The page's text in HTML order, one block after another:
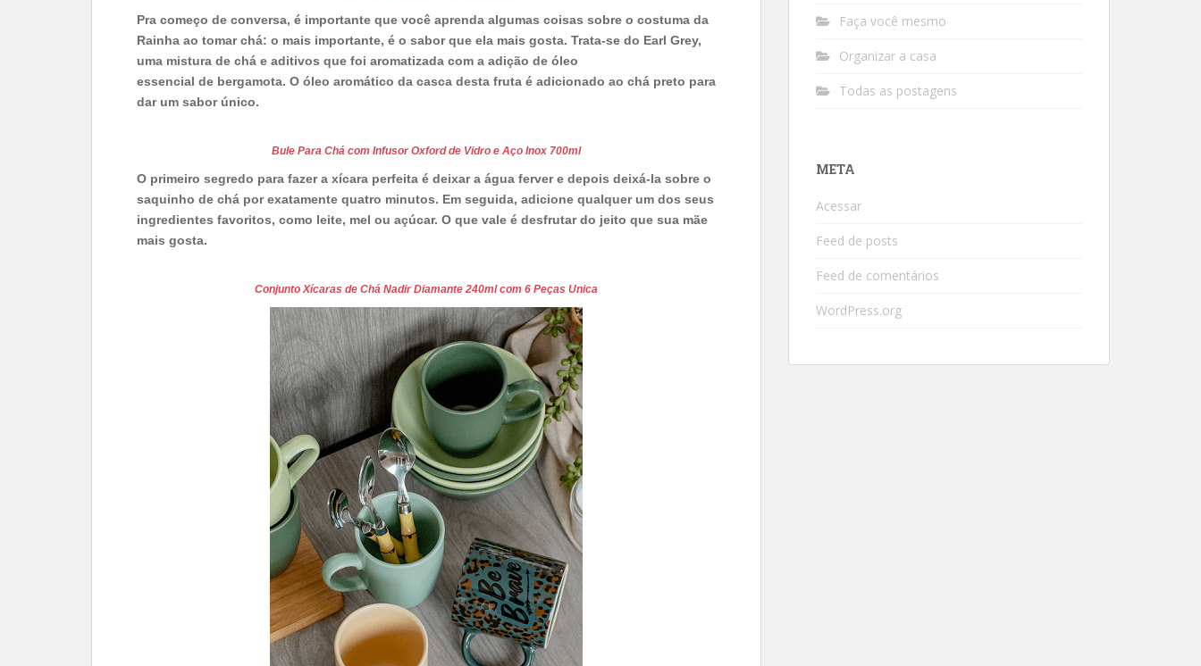
Pra começo de conversa, é importante que você aprenda algumas coisas sobre o costuma da
Rainha ao tomar chá: o mais importante, é o sabor que ela mais gosta. Trata-se do Earl Grey,
uma mistura de chá e aditivos que foi aromatizada com a adição de óleo
essencial de bergamota. O óleo aromático da casca desta fruta é adicionado ao chá preto para
dar um sabor único.
Bule Para Chá com Infusor Oxford de Vidro e Aço Inox 700ml
O primeiro segredo para fazer a xícara perfeita é deixar a água ferver e depois deixá-la sobre o
saquinho de chá por exatamente quatro minutos. Em seguida, adicione qualquer um dos seus
ingredientes favoritos, como leite, mel ou açúcar. O que vale é desfrutar do jeito que sua mãe
mais gosta.
Conjunto Xícaras de Chá Nadir Diamante 240ml com 6 Peças Unica
Faça você mesmo
Organizar a casa
Todas as postagens
META
Acessar
Feed de posts
Feed de comentários
WordPress.org